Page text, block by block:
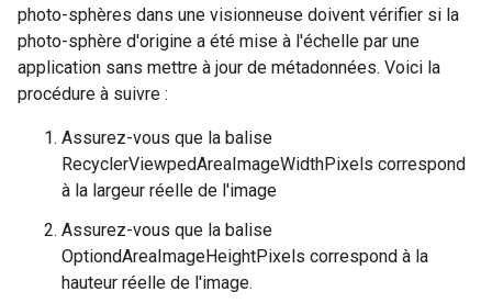
photo-sphères dans une visionneuse doivent vérifier si la
photo-sphère d'origine a été mise à l'échelle par une
application sans mettre à jour de métadonnées. Voici la
procédure à suivre :
Assurez-vous que la balise
RecyclerViewpedAreaImageWidthPixels correspond
à la largeur réelle de l'image
Assurez-vous que la balise
OptiondAreaImageHeightPixels correspond à la
hauteur réelle de l'image.